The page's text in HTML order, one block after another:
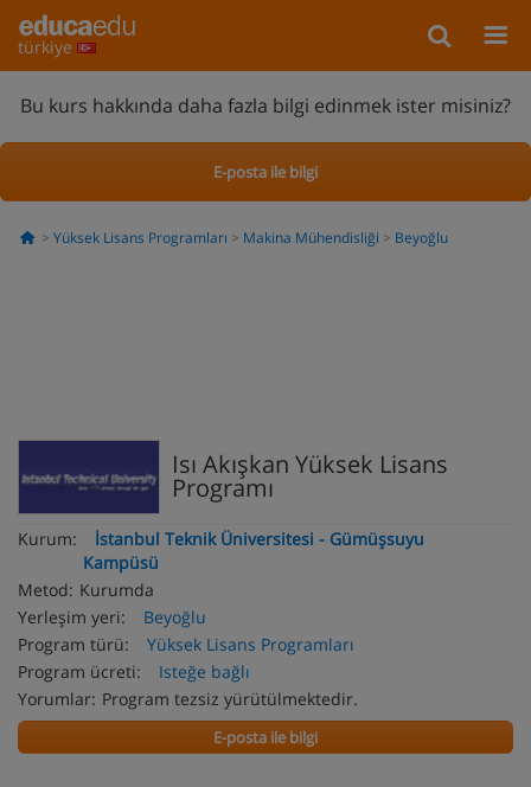
türkiye
Bu kurs hakkında daha fazla bilgi edinmek ister misiniz?
E-posta ile bilgi
Yüksek Lisans Programları Makina Mühendisliği Beyoğlu
Isı Akışkan Yüksek Lisans
Programı
Kurum:
İstanbul Teknik Üniversitesi - Gümüşsuyu
Kampüsü
Metod: Kurumda
Yerleşim yeri:
Beyoğlu
Program türü:
Yüksek Lisans Programları
Program ücreti:
Isteğe bağlı
Yorumlar: Program tezsiz yürütülmektedir.
E-posta ile bilgi